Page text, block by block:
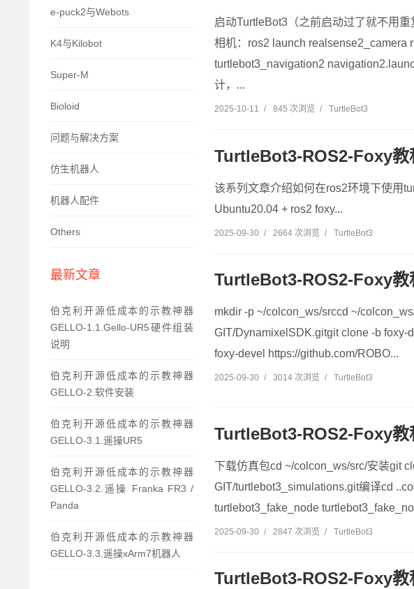
e-puck2与Webots
K4与Kilobot
Super-M
Bioloid
问题与解决方案
仿生机器人
机器人配件
Others
最新文章
伯克利开源低成本的示教神器
GELLO-1.1.Gello-UR5硬件组装
说明
伯克利开源低成本的示教神器
GELLO-2.软件安装
伯克利开源低成本的示教神器
GELLO-3.1.遥操UR5
伯克利开源低成本的示教神器
GELLO-3.2.遥操 Franka FR3 /
Panda
伯克利开源低成本的示教神器
GELLO-3.3.遥操xArm7机器人
启动TurtleBot3（之前启动过了就不用
相机：ros2 launch realsense2_camera
turtlebot3_navigation2
计，...
2025-10-11 / 845 次浏览 / TurtleBot3
TurtleBot3-ROS2-Foxy教
该系列文章介绍如何在ros2环境下使用
Ubuntu20.04 + ros2 foxy...
2025-09-30 / 2664 次浏览 / TurtleBot3
TurtleBot3-ROS2-Foxy教
mkdir -p ~/colcon_ws/srccd ~/
GIT/DynamixelSDK.gitgit clone -b foxy-
foxy-devel https://github.com/ROBO...
2025-09-30 / 3014 次浏览 / TurtleBot3
TurtleBot3-ROS2-Foxy
下载仿真包cd ~/colcon_ws/src/安装git
GIT/turtlebot3_simulations.git编译cd
turtlebot3_fake_node
2025-09-30 / 2847 次浏览 / TurtleBot3
TurtleBot3-ROS2-Foxy教